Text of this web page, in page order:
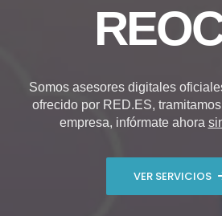
Somos asesores digitales
ofrecido por RED.ES,
empresa, infórmate ahora
VER SERVICIOS